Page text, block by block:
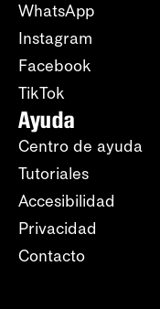
WhatsApp
Instagram
Facebook
TikTok
Ayuda
Centro de ayuda
Tutoriales
Accesibilidad
Privacidad
Contacto